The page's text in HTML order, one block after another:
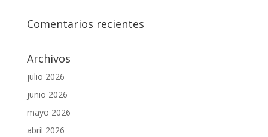
Comentarios recientes
Archivos
julio 2026
junio 2026
mayo 2026
abril 2026